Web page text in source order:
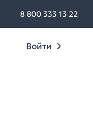
8 800 333 13 22
Войти